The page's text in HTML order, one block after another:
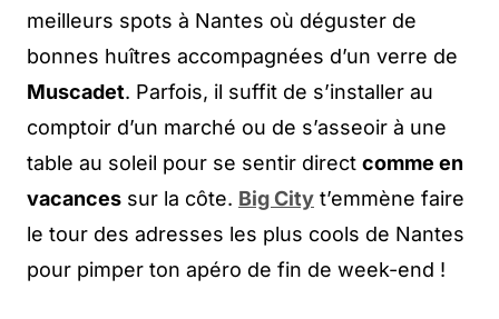
meilleurs spots à Nantes où déguster de
bonnes huîtres accompagnées d’un verre de
Muscadet. Parfois, il suffit de s’installer au
comptoir d’un marché ou de s’asseoir à une
table au soleil pour se sentir direct comme en
vacances sur la côte. Big City t’emmène faire
le tour des adresses les plus cools de Nantes
pour pimper ton apéro de fin de week-end !